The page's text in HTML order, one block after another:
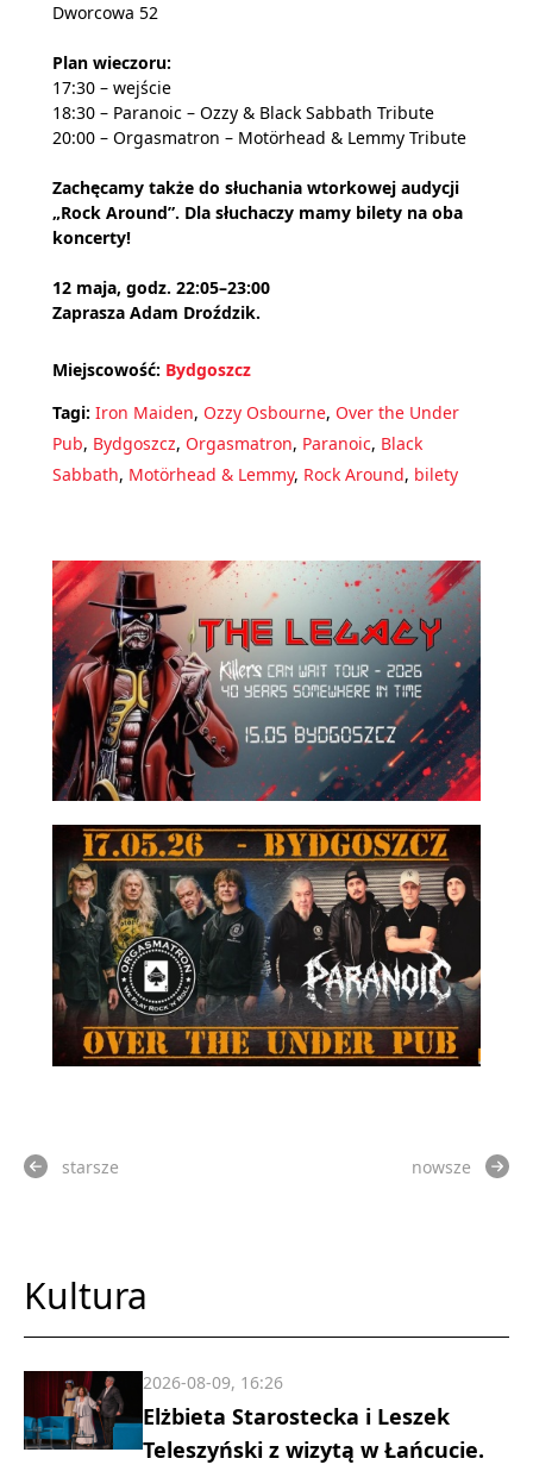
Dworcowa 52
Plan wieczoru:
17:30 – wejście
18:30 – Paranoic – Ozzy & Black Sabbath Tribute
20:00 – Orgasmatron – Motörhead & Lemmy Tribute
Zachęcamy także do słuchania wtorkowej audycji
„Rock Around”. Dla słuchaczy mamy bilety na oba
koncerty!
12 maja, godz. 22:05–23:00
Zaprasza Adam Droździk.
Miejscowość: Bydgoszcz
Tagi: Iron Maiden, Ozzy Osbourne, Over the Under
Pub, Bydgoszcz, Orgasmatron, Paranoic, Black
Sabbath, Motörhead & Lemmy, Rock Around, bilety
starsze nowsze
Kultura
Elżbieta Starostecka i Leszek
Teleszyński z wizytą w Łańcucie.
2026-08-09, 16:26